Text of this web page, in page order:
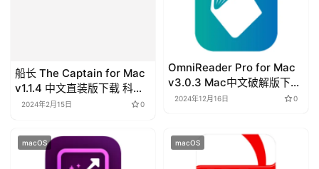
船长 The Captain for Mac
v1.1.4 中文直装版下载 科幻
冒险游戏
2024年2月15日 0
OmniReader Pro for Mac
v3.0.3 Mac中文破解版下载
全能阅读器
2024年12月16日 0
macOS macOS